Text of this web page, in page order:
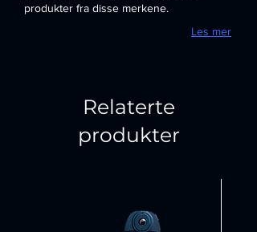
produkter fra disse merkene.
Les mer
Relaterte
produkter